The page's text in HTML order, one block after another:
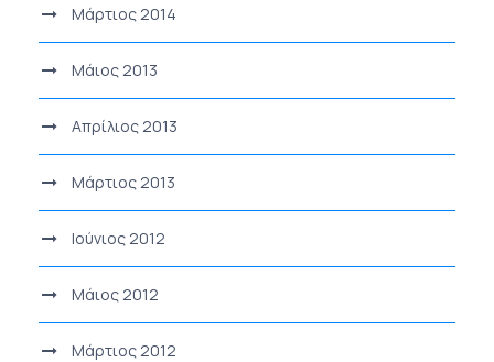
Μάρτιος 2014
Μάιος 2013
Απρίλιος 2013
Μάρτιος 2013
Ιούνιος 2012
Μάιος 2012
Μάρτιος 2012